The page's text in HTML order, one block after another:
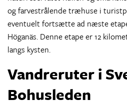
og farvestrålende træhuse i
eventuelt fortsætte ad næste
Höganäs. Denne etape er 12
langs kysten.
Vandreruter i
Bohusleden